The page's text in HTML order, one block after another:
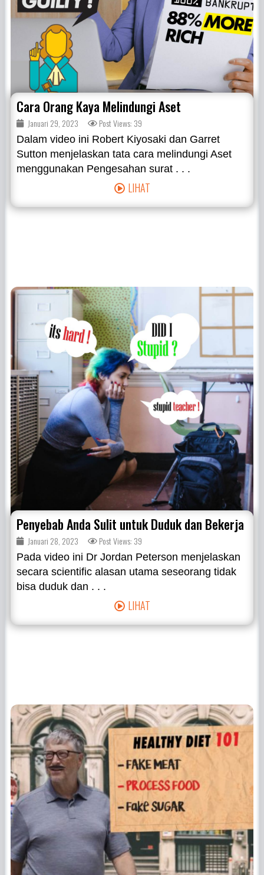
Cara Orang Kaya Melindungi Aset
Januari 29, 2023 Post Views: 39
Dalam video ini Robert Kiyosaki dan Garret
Sutton menjelaskan tata cara melindungi Aset
menggunakan Pengesahan surat . . .
LIHAT
Penyebab Anda Sulit untuk Duduk dan Bekerja
Januari 28, 2023 Post Views: 39
Pada video ini Dr Jordan Peterson menjelaskan
secara scientific alasan utama seseorang tidak
bisa duduk dan . . .
LIHAT